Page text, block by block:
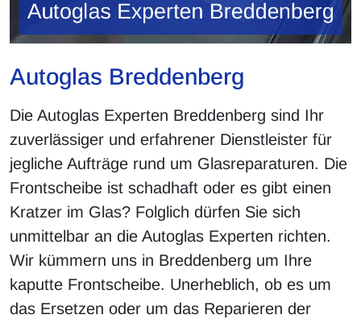
Autoglas Breddenberg
Die Autoglas Experten Breddenberg sind Ihr
zuverlässiger und erfahrener Dienstleister für
jegliche Aufträge rund um Glasreparaturen. Die
Frontscheibe ist schadhaft oder es gibt einen
Kratzer im Glas? Folglich dürfen Sie sich
unmittelbar an die Autoglas Experten richten.
Wir kümmern uns in Breddenberg um Ihre
kaputte Frontscheibe. Unerheblich, ob es um
das Ersetzen oder um das Reparieren der